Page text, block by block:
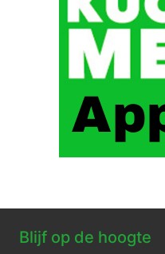
Blijf op de hoogte